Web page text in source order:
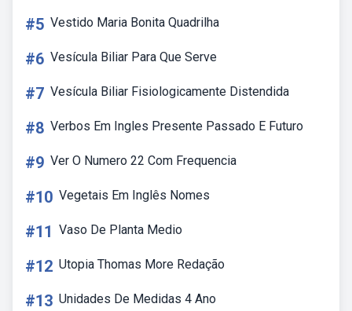
#5 Vestido Maria Bonita Quadrilha
#6 Vesícula Biliar Para Que Serve
#7 Vesícula Biliar Fisiologicamente Distendida
#8 Verbos Em Ingles Presente Passado E Futuro
#9 Ver O Numero 22 Com Frequencia
#10 Vegetais Em Inglês Nomes
#11 Vaso De Planta Medio
#12 Utopia Thomas More Redação
#13 Unidades De Medidas 4 Ano